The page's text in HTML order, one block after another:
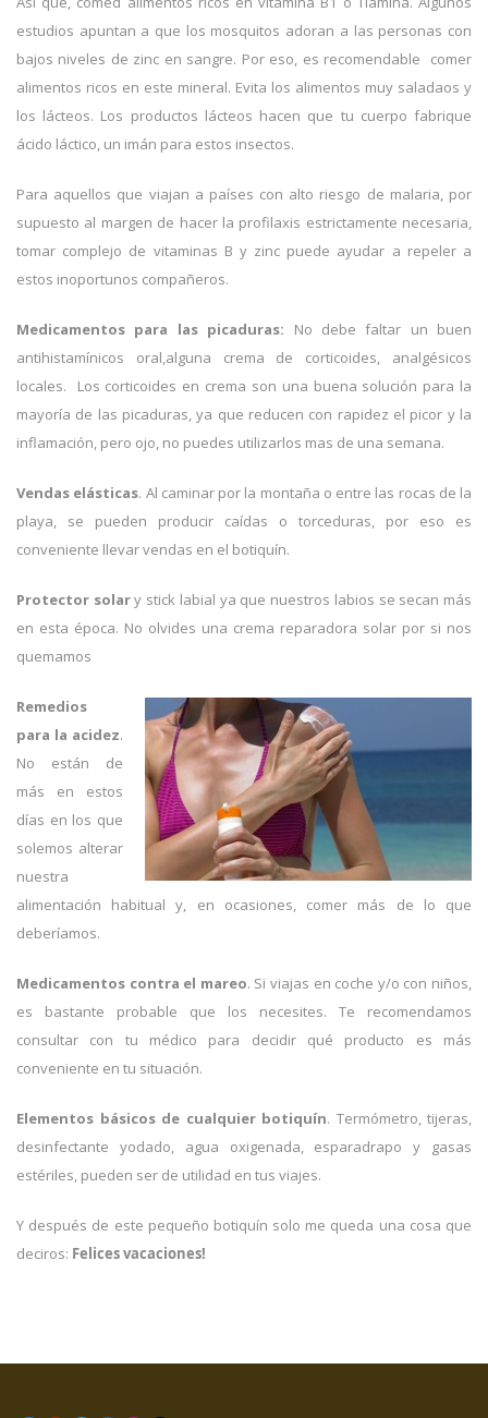
estudios apuntan a que los mosquitos adoran a las personas con
bajos niveles de zinc en sangre. Por eso, es recomendable comer
alimentos ricos en este mineral. Evita los alimentos muy saladaos y
los lácteos. Los productos lácteos hacen que tu cuerpo fabrique
ácido láctico, un imán para estos insectos.
Para aquellos que viajan a países con alto riesgo de malaria, por
supuesto al margen de hacer la profilaxis estrictamente necesaria,
tomar complejo de vitaminas B y zinc puede ayudar a repeler a
estos inoportunos compañeros.
Medicamentos para las picaduras: No debe faltar un buen
antihistamínicos oral,alguna crema de corticoides, analgésicos
locales. Los corticoides en crema son una buena solución para la
mayoría de las picaduras, ya que reducen con rapidez el picor y la
inflamación, pero ojo, no puedes utilizarlos mas de una semana.
Vendas elásticas. Al caminar por la montaña o entre las rocas de la
playa, se pueden producir caídas o torceduras, por eso es
conveniente llevar vendas en el botiquín.
Protector solary stick labial ya que nuestros labios se secan más
en esta época. No olvides una crema reparadora solar por si nos
quemamos
Remedios
para la acidez.
No están de
más en estos
días en los que
solemos alterar
nuestra
alimentación habitual y, en ocasiones, comer más de lo que
deberíamos.
Medicamentos contra el mareo. Si viajas en coche y/o con niños,
es bastante probable que los necesites. Te recomendamos
consultar con tu médico para decidir qué producto es más
conveniente en tu situación.
Elementos básicos de cualquier botiquín. Termómetro, tijeras,
desinfectante yodado, agua oxigenada, esparadrapo y gasas
estériles, pueden ser de utilidad en tus viajes.
Y después de este pequeño botiquín solo me queda una cosa que
deciros: Felices vacaciones!